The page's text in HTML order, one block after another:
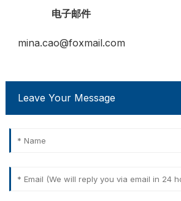
电子邮件
mina.cao@foxmail.com
Leave Your Message